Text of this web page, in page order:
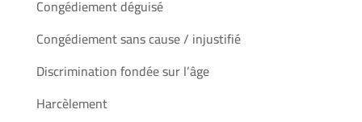
Congédiement déguisé
Congédiement sans cause / injustifié
Discrimination fondée sur l’âge
Harcèlement